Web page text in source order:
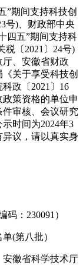
”期间支持科技创
号)、财政部中央
四五”期间支持科
税〔2021〕24号)
、安徽省财政
关于享受科技创
政〔2021〕16
策资格的单位申
审核、会议研究
时间为2024年3
异议，请以真实身
：230091）
(第八批）
安徽省科学技术厅